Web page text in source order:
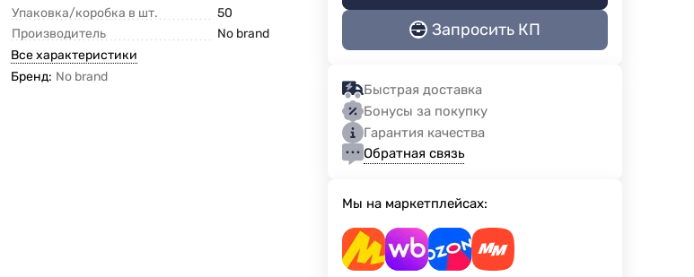
Упаковка/коробка в шт.
50
Производитель
No brand
Все характеристики
Бренд: No brand
Запросить КП
Быстрая доставка
Бонусы за покупку
Гарантия качества
Обратная связь
Мы на маркетплейсах: